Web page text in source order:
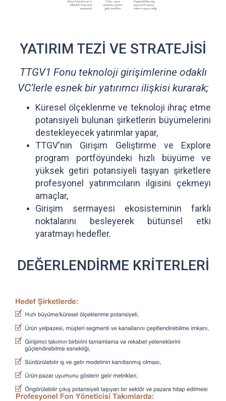
YATIRIM TEZİ VE STRATEJİSİ
TTGV1 Fonu teknoloji girişimlerine odaklı
VC’lerle esnek bir yatırımcı ilişkisi kurarak;
Küresel ölçeklenme ve teknoloji ihraç etme
potansiyeli bulunan şirketlerin büyümelerini
destekleyecek yatırımlar yapar,
TTGV'nin Girişim Geliştirme ve Explore
program portföyündeki hızlı büyüme ve
yüksek getiri potansiyeli taşıyan şirketlere
profesyonel yatırımcıların ilgisini çekmeyi
amaçlar,
Girişim sermayesi ekosisteminin farklı
noktalarını besleyerek bütünsel etki
yaratmayı hedefler.
DEĞERLENDİRME KRİTERLERİ